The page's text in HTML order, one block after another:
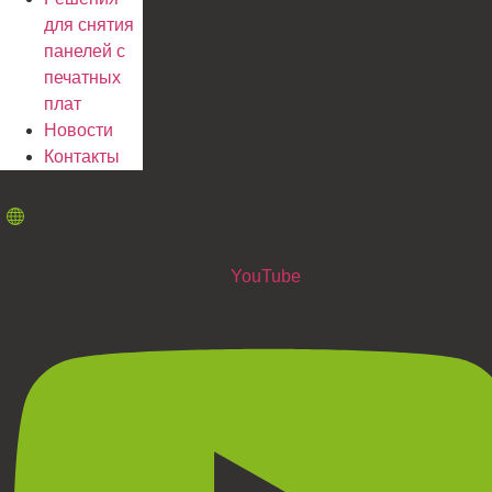
для снятия
панелей с
печатных
плат
Новости
Контакты
YouTube